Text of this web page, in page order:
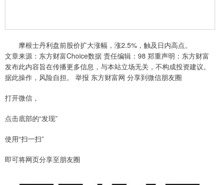
摩根士丹利盘前股价扩大涨幅，涨2.5%，触及日内高点。
文章来源：东方财富Choice数据 责任编辑：98 郑重声明：东方财富
发布此内容旨在传播更多信息，与本站立场无关，不构成投资建议。
据此操作，风险自担。 举报 东方财富网 分享到微信朋友圈
打开微信，
点击底部的“发现”
使用“扫一扫”
即可将网页分享至朋友圈